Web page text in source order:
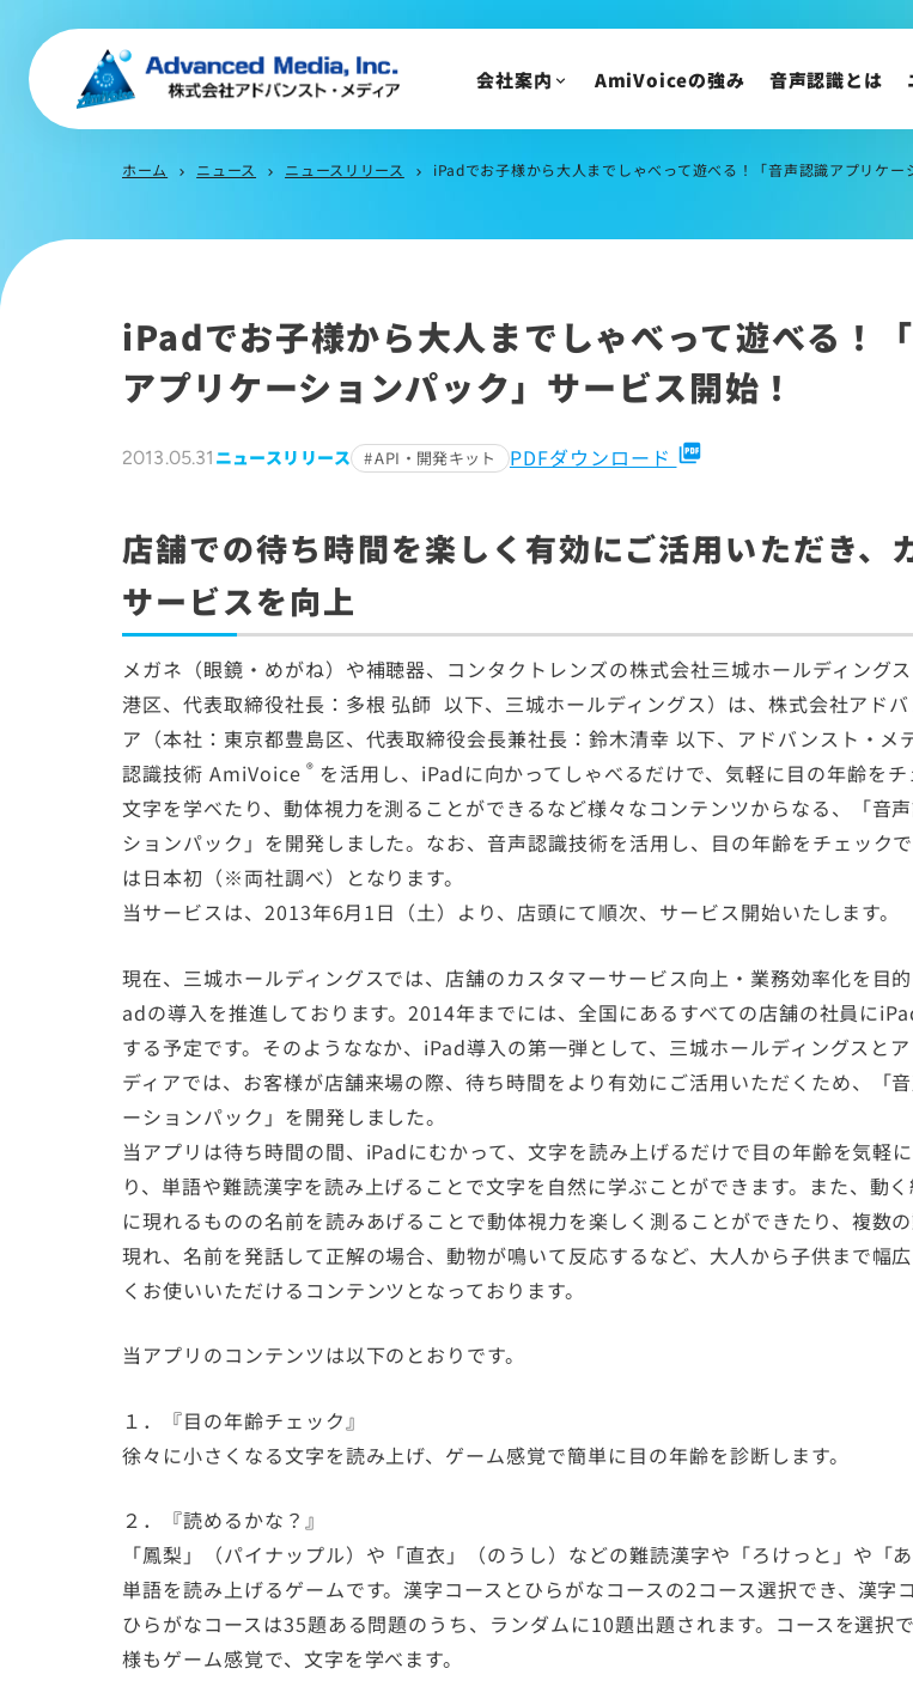
トップメッセージ
会社沿革
サステナビリティ
メディア掲載
イベント・セミナー
会社案内 AmiVoiceの強み 音声認識とは
ホーム chevron_right ニュース chevron_right ニュースリリース chevron_right iPadでお子様から大人までしゃべって遊べる！「音声認識アプリケーションパッ
iPadでお子様から大人までしゃべって遊べる！
アプリケーションパック」サービス開始！
2013.05.31 ニュースリリース API・開発キット PDFダウンロード picture_as_pdf
店舗での待ち時間を楽しく有効にご活用いただき、
サービスを向上
メガネ（眼鏡・めがね）や補聴器、コンタクトレンズの株式会社三城ホールディング
港区、代表取締役社長：多根 弘師 以下、三城ホールディングス）は、株式会社アドバ
ア（本社：東京都豊島区、代表取締役会長兼社長：鈴木清幸 以下、アドバンスト・メ
認識技術 AmiVoice® を活用し、iPadに向かってしゃべるだけで、気軽に目の年齢をチ
文字を学べたり、動体視力を測ることができるなど様々なコンテンツからなる、「音
ションパック」を開発しました。なお、音声認識技術を活用し、目の年齢をチェック
は日本初（※両社調べ）となります。
当サービスは、2013年6月1日（土）より、店頭にて順次、サービス開始いたします。
現在、三城ホールディングスでは、店舗のカスタマーサービス向上・業務効率化を目
adの導入を推進しております。2014年までには、全国にあるすべての店舗の社員に
する予定です。そのようななか、iPad導入の第一弾として、三城ホールディングスと
ディアでは、お客様が店舗来場の際、待ち時間をより有効にご活用いただくため、「
ーションパック」を開発しました。
当アプリは待ち時間の間、iPadにむかって、文字を読み上げるだけで目の年齢を気軽
り、単語や難読漢字を読み上げることで文字を自然に学ぶことができます。また、動
に現れるものの名前を読みあげることで動体視力を楽しく測ることができたり、複数
現れ、名前を発話して正解の場合、動物が鳴いて反応するなど、大人から子供まで幅
くお使いいただけるコンテンツとなっております。
当アプリのコンテンツは以下のとおりです。
１．『目の年齢チェック』
徐々に小さくなる文字を読み上げ、ゲーム感覚で簡単に目の年齢を診断します。
２．『読めるかな？』
「鳳梨」（パイナップル）や「直衣」（のうし）などの難読漢字や「ろけっと」や「
単語を読み上げるゲームです。漢字コースとひらがなコースの2コース選択でき、漢字
ひらがなコースは35題ある問題のうち、ランダムに10題出題されます。コースを選択
様もゲーム感覚で、文字を学べます。